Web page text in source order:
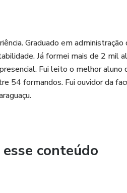
Graduado em
Já formei mais de 2 mil
Fui leito o melhor
54 formandos. Fui ouvidor da
conteúdo